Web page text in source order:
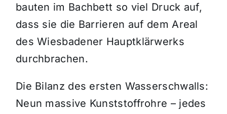
bauten im Bachbett so viel Druck auf,
dass sie die Barrieren auf dem Areal
des Wiesbadener Hauptklärwerks
durchbrachen.
Die Bilanz des ersten Wasserschwalls:
Neun massive Kunststoffrohre – jedes